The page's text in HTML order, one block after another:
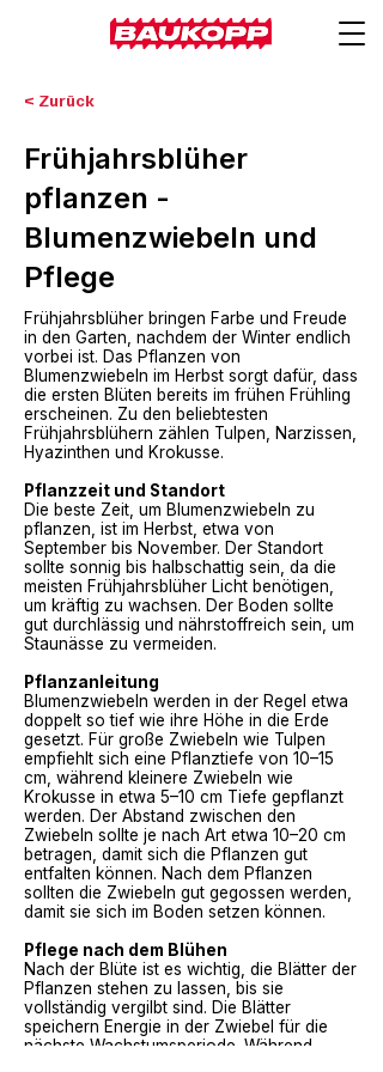
< Zurück
Frühjahrsblüher
pflanzen -
Blumenzwiebeln und
Pflege
Frühjahrsblüher bringen Farbe und Freude
in den Garten, nachdem der Winter endlich
vorbei ist. Das Pflanzen von
Blumenzwiebeln im Herbst sorgt dafür, dass
die ersten Blüten bereits im frühen Frühling
erscheinen. Zu den beliebtesten
Frühjahrsblühern zählen Tulpen, Narzissen,
Hyazinthen und Krokusse.
Pflanzzeit und Standort
Die beste Zeit, um Blumenzwiebeln zu
pflanzen, ist im Herbst, etwa von
September bis November. Der Standort
sollte sonnig bis halbschattig sein, da die
meisten Frühjahrsblüher Licht benötigen,
um kräftig zu wachsen. Der Boden sollte
gut durchlässig und nährstoffreich sein, um
Staunässe zu vermeiden.
Pflanzanleitung
Blumenzwiebeln werden in der Regel etwa
doppelt so tief wie ihre Höhe in die Erde
gesetzt. Für große Zwiebeln wie Tulpen
empfiehlt sich eine Pflanztiefe von 10–15
cm, während kleinere Zwiebeln wie
Krokusse in etwa 5–10 cm Tiefe gepflanzt
werden. Der Abstand zwischen den
Zwiebeln sollte je nach Art etwa 10–20 cm
betragen, damit sich die Pflanzen gut
entfalten können. Nach dem Pflanzen
sollten die Zwiebeln gut gegossen werden,
damit sie sich im Boden setzen können.
Pflege nach dem Blühen
Nach der Blüte ist es wichtig, die Blätter der
Pflanzen stehen zu lassen, bis sie
vollständig vergilbt sind. Die Blätter
speichern Energie in der Zwiebel für die
nächste Wachstumsperiode. Während